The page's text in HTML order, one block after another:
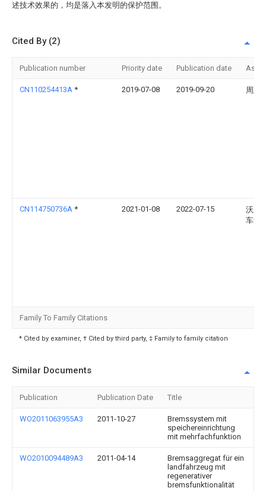
述技术效果的，均是落入本发明的保护范围。
Cited By (2)
Publication number Priority date Publication date
CN110254413A * 2019-07-08 2019-09-20 周建
CN114750736A * 2021-01-08 2022-07-15
沃尔
车集
Family To Family Citations
* Cited by examiner, † Cited by third party, ‡ Family to family citation
Similar Documents
Publication Publication Date Title
WO2011063955A3 2011-10-27
Bremssystem mit
speichereinrichtung
mit mehrfachfunktion
WO2010094489A3 2011-04-14
Bremsaggregat für ein
landfahrzeug mit
regenerativer
bremsfunktionalität